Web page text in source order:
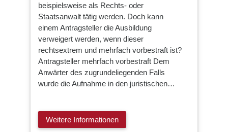
beispielsweise als Rechts- oder
Staatsanwalt tätig werden. Doch kann
einem Antragsteller die Ausbildung
verweigert werden, wenn dieser
rechtsextrem und mehrfach vorbestraft ist?
Antragsteller mehrfach vorbestraft Dem
Anwärter des zugrundeliegenden Falls
wurde die Aufnahme in den juristischen…
Weitere Informationen